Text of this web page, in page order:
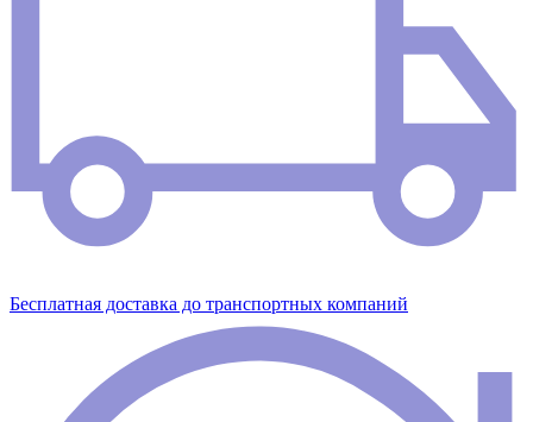
Бесплатная доставка до транспортных компаний